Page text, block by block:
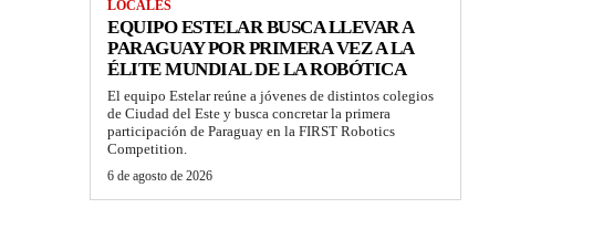
LOCALES
EQUIPO ESTELAR BUSCA LLEVAR A
PARAGUAY POR PRIMERA VEZ A LA
ÉLITE MUNDIAL DE LA ROBÓTICA
El equipo Estelar reúne a jóvenes de distintos colegios
de Ciudad del Este y busca concretar la primera
participación de Paraguay en la FIRST Robotics
Competition.
6 de agosto de 2026